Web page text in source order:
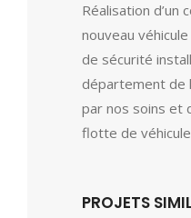
Réalisation d’un
nouveau
de sécurité
département de
par nos soins et
flotte de
PROJETS